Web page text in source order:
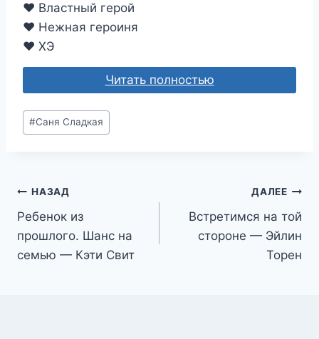
❤ Властный герой
❤ Нежная героиня
❤ ХЭ
Читать полностью
Метки
записи:
#Саня Сладкая
Навигация
по
записям
НАЗАД
Ребенок из
прошлого. Шанс на
семью — Кэти Свит
ДАЛЕЕ
Встретимся на той
стороне — Эйлин
Торен